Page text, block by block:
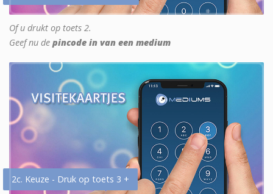
Of u drukt op toets 2.
Geef nu de pincode in van een medium
2c. Keuze - Druk op toets 3 +